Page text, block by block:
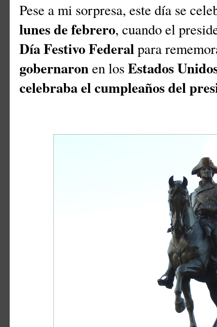
Pese a mi sorpresa, este día se
lunes de febrero, cuando el
Día Festivo Federalpara
gobernaronen los Estados
celebraba el cumpleaños del